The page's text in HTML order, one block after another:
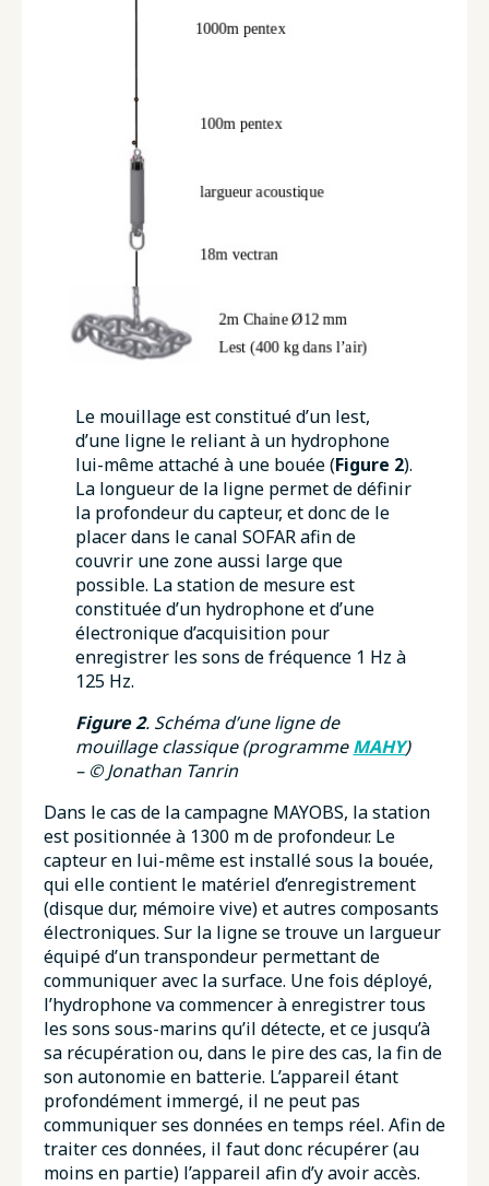
Le mouillage est constitué d’un lest,
d’une ligne le reliant à un hydrophone
lui-même attaché à une bouée (Figure 2).
La longueur de la ligne permet de définir
la profondeur du capteur, et donc de le
placer dans le canal SOFAR afin de
couvrir une zone aussi large que
possible. La station de mesure est
constituée d’un hydrophone et d’une
électronique d’acquisition pour
enregistrer les sons de fréquence 1 Hz à
125 Hz.
Figure 2. Schéma d’une ligne de
mouillage classique (programmeMAHY)
– © Jonathan Tanrin
Dans le cas de la campagne MAYOBS, la station
est positionnée à 1300 m de profondeur. Le
capteur en lui-même est installé sous la bouée,
qui elle contient le matériel d’enregistrement
(disque dur, mémoire vive) et autres composants
électroniques. Sur la ligne se trouve un largueur
équipé d’un transpondeur permettant de
communiquer avec la surface. Une fois déployé,
l’hydrophone va commencer à enregistrer tous
les sons sous-marins qu’il détecte, et ce jusqu’à
sa récupération ou, dans le pire des cas, la fin de
son autonomie en batterie. L’appareil étant
profondément immergé, il ne peut pas
communiquer ses données en temps réel. Afin de
traiter ces données, il faut donc récupérer (au
moins en partie) l’appareil afin d’y avoir accès.